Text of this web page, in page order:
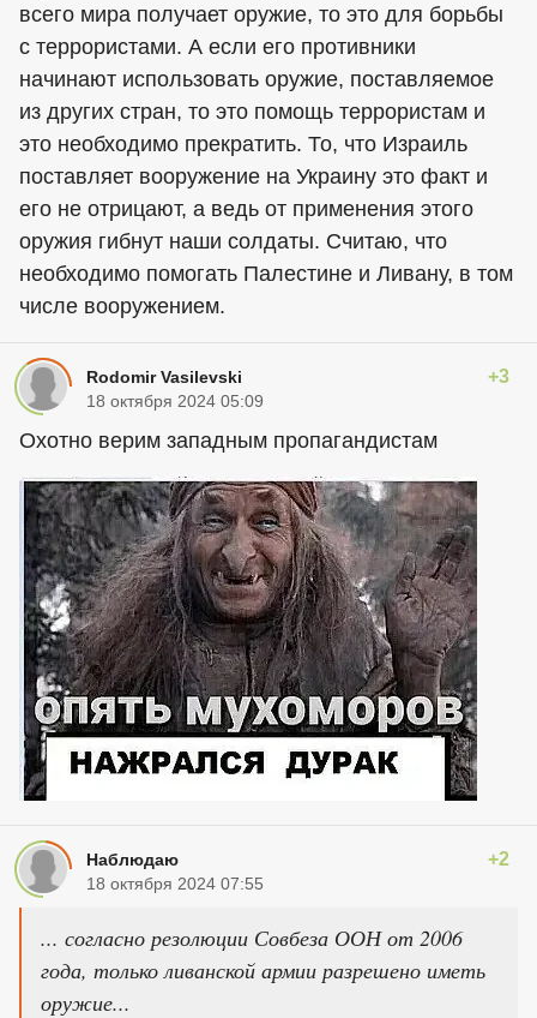
всего мира получает оружие, то это для борьбы
с террористами. А если его противники
начинают использовать оружие, поставляемое
из других стран, то это помощь террористам и
это необходимо прекратить. То, что Израиль
поставляет вооружение на Украину это факт и
его не отрицают, а ведь от применения этого
оружия гибнут наши солдаты. Считаю, что
необходимо помогать Палестине и Ливану, в том
числе вооружением.
Rodomir Vasilevski +3
18 октября 2024 05:09
Охотно верим западным пропагандистам
Наблюдаю +2
18 октября 2024 07:55
... согласно резолюции Совбеза ООН от 2006
года, только ливанской армии разрешено иметь
оружие...